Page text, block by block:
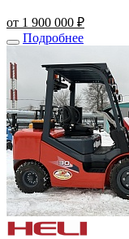
от 1 900 000 ₽
Подробнее